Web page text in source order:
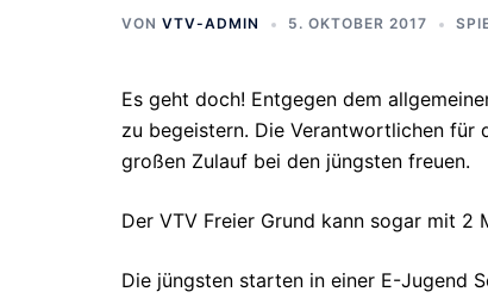
VON VTV-ADMIN 5. OKTOBER 2017
Es geht doch! Entgegen dem
zu begeistern. Die Verantwortlichen für
großen Zulauf bei den jüngsten freuen.
Der VTV Freier Grund kann sogar mit 2
Die jüngsten starten in einer E-Jugend